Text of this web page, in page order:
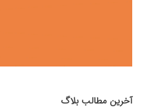
آخرین مطالب بلاگ